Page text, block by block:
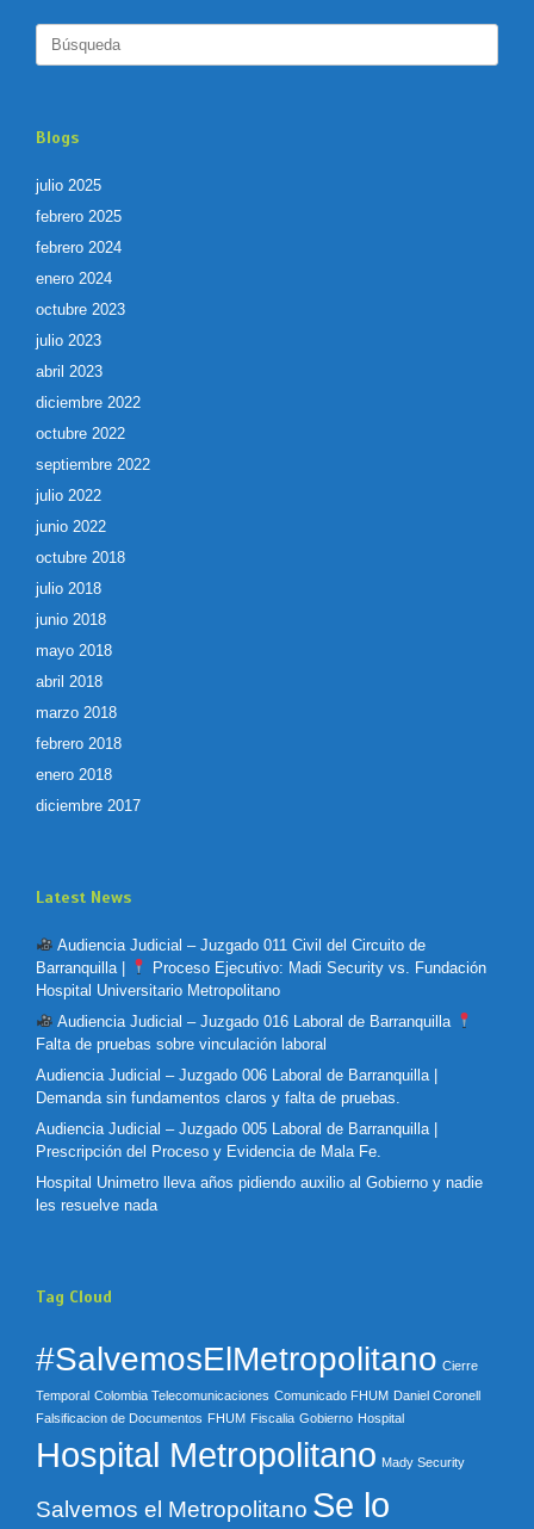
Buscar:
Blogs
julio 2025
febrero 2025
febrero 2024
enero 2024
octubre 2023
julio 2023
abril 2023
diciembre 2022
octubre 2022
septiembre 2022
julio 2022
junio 2022
octubre 2018
julio 2018
junio 2018
mayo 2018
abril 2018
marzo 2018
febrero 2018
enero 2018
diciembre 2017
Latest News
Audiencia Judicial – Juzgado 011 Civil del Circuito de
Barranquilla |
Proceso Ejecutivo: Madi Security vs. Fundación
Hospital Universitario Metropolitano
Audiencia Judicial – Juzgado 016 Laboral de Barranquilla
Falta de pruebas sobre vinculación laboral
Audiencia Judicial – Juzgado 006 Laboral de Barranquilla |
Demanda sin fundamentos claros y falta de pruebas.
Audiencia Judicial – Juzgado 005 Laboral de Barranquilla |
Prescripción del Proceso y Evidencia de Mala Fe.
Hospital Unimetro lleva años pidiendo auxilio al Gobierno y nadie
les resuelve nada
Tag Cloud
#SalvemosElMetropolitano Cierre
Temporal Colombia Telecomunicaciones Comunicado FHUM Daniel Coronell
Falsificacion de Documentos FHUM Fiscalia Gobierno Hospital
Hospital Metropolitano Mady Security
Salvemos el Metropolitano Se lo